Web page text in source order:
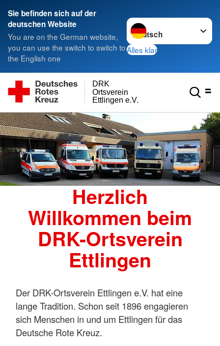
Sie befinden sich auf der
deutschen Website
You are on the German website,
you can use the switch to switch to
the English one
Sprache wechseln zu
Alles klar
Ettlingen e.V.
Ortsverein
DRK
Herzlich
Willkommen beim
DRK-Ortsverein
Ettlingen
Der DRK-Ortsverein Ettlingen e.V. hat eine
lange Tradition. Schon seit 1896 engagieren
sich Menschen in und um Ettlingen für das
Deutsche Rote Kreuz.